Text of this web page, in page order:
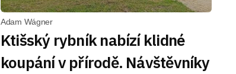
Adam Wágner
Ktišský rybník nabízí klidné
koupání v přírodě. Návštěvníky